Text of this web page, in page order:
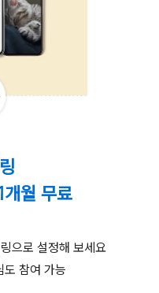
개월 무료
으로 설정해 보세요
도 참여 가능